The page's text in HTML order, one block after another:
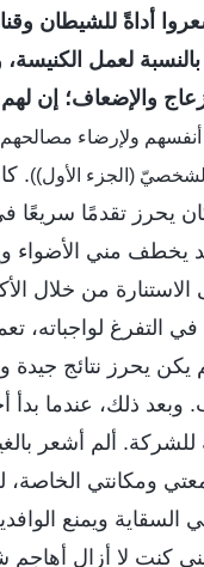
أداةً للشيطان
لعمل
والإضعاف؛ إن
ولإرضاء مصالحهم
(الجزء الأول)).
يحرز تقدمًا سريعًا في
يخطف مني الأضواء
الاستنارة من خلال
التفرغ لواجباته،
يكن يحرز نتائج
وبعد ذلك، عندما
للشركة. ألم أشعر
ومكانتي
ويمنع
كنت لا أزال